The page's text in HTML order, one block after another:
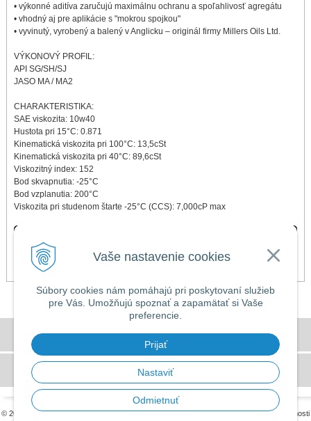
Vaše nastavenie cookies
Súbory cookies nám pomáhajú pri poskytovaní služieb
pre Vás. Umožňujú spoznať a zapamätať si Vaše
preferencie.
Prijať
Nastaviť
Odmietnuť
• výkonné aditíva zaručujú maximálnu ochranu a spoľahlivosť agregátu
• vhodný aj pre aplikácie s "mokrou spojkou"
• vyvinutý, vyrobený a balený v Anglicku – originál firmy Millers Oils Ltd.
VÝKONOVÝ PROFIL:
API SG/SH/SJ
JASO MA / MA2
CHARAKTERISTIKA:
SAE viskozita: 10w40
Hustota pri 15°C: 0.871
Kinematická viskozita pri 100°C: 13,5cSt
Kinematická viskozita pri 40°C: 89,6cSt
Viskozitný index: 152
Bod skvapnutia: -25°C
Bod vzplanutia: 200°C
Viskozita pri studenom štarte -25°C (CCS): 7,000cP max
Do vypredania zásob výrobcu sa môžu ešte objaviť oleje v pôvodnom
obale, ale s rovnakým ZLOŽENÍM a číslom produktu.
Všeobecné obchodné podmienky
GDPR a používanie cookies
© 2026 MILLERS OILS SLOVAKIA •tvorba eshopu cez UNIobchod,webhostingspoločnosti